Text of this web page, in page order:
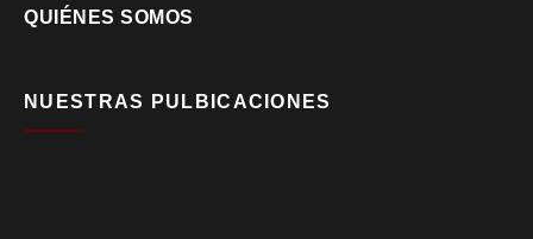
QUIÉNES SOMOS
NUESTRAS PULBICACIONES